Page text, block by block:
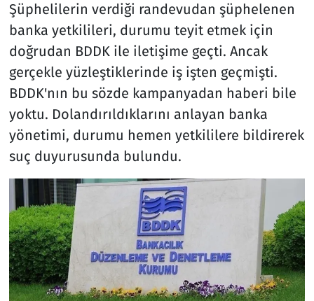
Şüphelilerin verdiği randevudan şüphelenen
banka yetkilileri, durumu teyit etmek için
doğrudan BDDK ile iletişime geçti. Ancak
gerçekle yüzleştiklerinde iş işten geçmişti.
BDDK'nın bu sözde kampanyadan haberi bile
yoktu. Dolandırıldıklarını anlayan banka
yönetimi, durumu hemen yetkililere bildirerek
suç duyurusunda bulundu.